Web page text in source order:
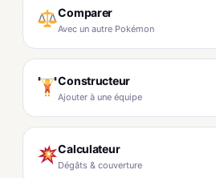
Comparer
Avec un autre Pokémon
Constructeur
Ajouter à une équipe
Calculateur
Dégâts & couverture